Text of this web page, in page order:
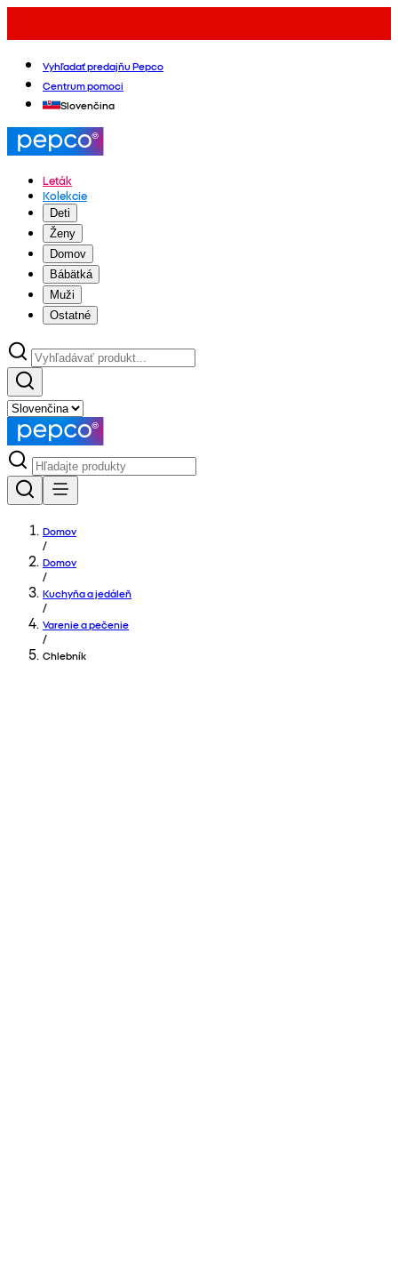
Vyhľadať predajňu Pepco
Centrum pomoci
Slovenčina
Leták
Kolekcie
Deti
Ženy
Domov
Bábätká
Muži
Ostatné
Domov
/
Domov
/
Kuchyňa a jedáleň
/
Varenie a pečenie
/
Chlebník